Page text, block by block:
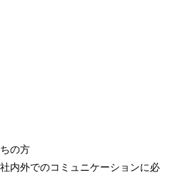
の方
内外でのコミュニケーションに必